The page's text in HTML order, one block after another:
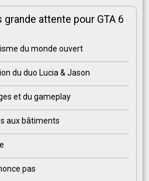
attente pour GTA 6
du monde ouvert
du duo Lucia & Jason
et du gameplay
aux bâtiments
pas